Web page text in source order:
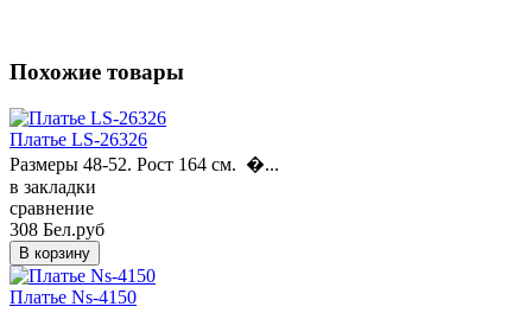
Похожие товары
Платье LS-26326
Размеры 48-52. Рост 164 см. �...
в закладки
сравнение
308 Бел.руб
Платье Ns-4150